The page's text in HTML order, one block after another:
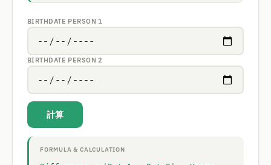
BIRTHDATE PERSON 1
BIRTHDATE PERSON 2
計算
FORMULA & CALCULATION